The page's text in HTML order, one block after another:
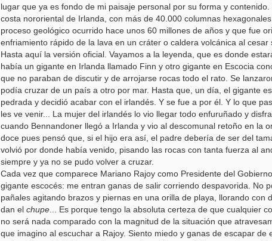
lugar que ya es fondo de mi paisaje personal por su forma y
costa nororiental de Irlanda, con más de 40.000 columnas
proceso geológico ocurrido hace unos 60 millones de años y que fue
enfriamiento rápido de la lava en un cráter o caldera volcánica al cesar
Hasta aquí la versión oficial. Vayamos a la leyenda, que es donde
había un gigante en Irlanda llamado Finn y otro gigante en Escocia
que no paraban de discutir y de arrojarse rocas todo el rato. Se
podía cruzar de un país a otro por mar. Hasta que, un día, el gigante
pedrada y decidió acabar con el irlandés. Y se fue a por él. Y lo que
les ve venir... La mujer del irlandés lo vio llegar todo enfuruñado y
cuando Bennandoner llegó a Irlanda y vio al descomunal retoño en la
doce pues pensó que, si el hijo era así, el padre debería de ser del
volvió por donde había venido, pisando las rocas con tanta fuerza al
siempre y ya no se pudo volver a cruzar.
Cada vez que comparece Mariano Rajoy como Presidente del
gigante escocés: me entran ganas de salir corriendo despavorida. No
pañales agitando brazos y piernas en una orilla de playa, llorando con
dan el chupe ... Es porque tengo la absoluta certeza de que cualquier
no será nada comparado con la magnitud de la situación que
que imagino al escuchar a Rajoy. Siento miedo y ganas de escapar de